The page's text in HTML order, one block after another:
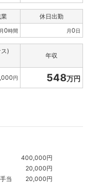
休日出勤
月0時間 月0日
)
年収
円 548万円
400,000円
20,000円
当
20,000円